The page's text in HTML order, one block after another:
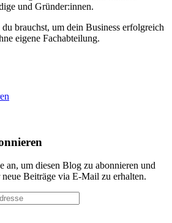
und Gründer:innen.
brauchst, um dein Business erfolgreich
eigene Fachabteilung.
an, um diesen Blog zu abonnieren und
Beiträge via E-Mail zu erhalten.